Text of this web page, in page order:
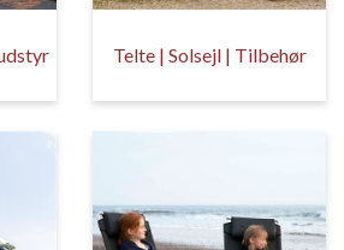
Telte | Solsejl | Tilbehør